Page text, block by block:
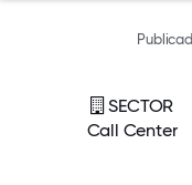
SECTOR
Call Center